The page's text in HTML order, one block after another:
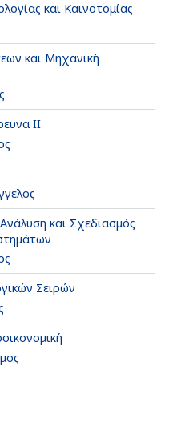
και Καινοτομίας
και Μηχανική
ΙΙ
και Σχεδιασμός
Σειρών